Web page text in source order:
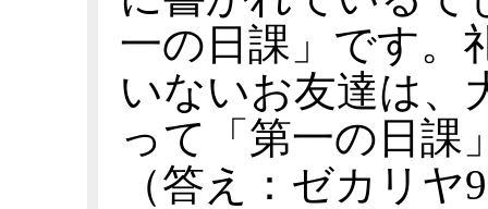
一の日課」です。
いないお友達は、
って「第一の日課
（答え：ゼカリヤ